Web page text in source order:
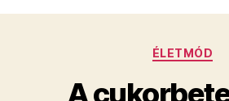
ÉLETMÓD
A